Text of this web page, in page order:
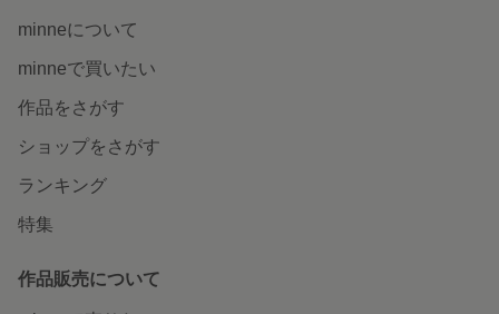
minneについて
minneで買いたい
作品をさがす
ショップをさがす
ランキング
特集
作品販売について